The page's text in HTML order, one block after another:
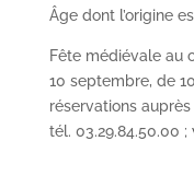
Âge dont l’origine
Fête médiévale au
10 septembre, de
réservations
tél. 03.29.84.50.00 ;